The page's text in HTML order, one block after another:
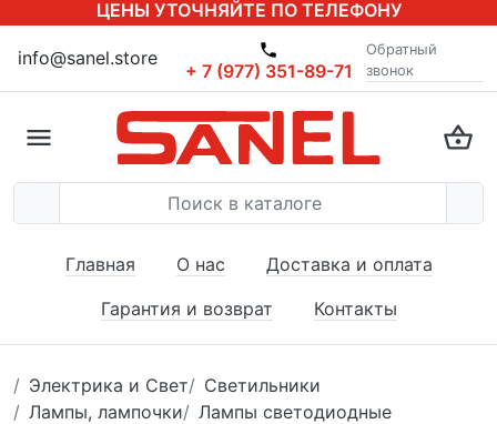
ЦЕНЫ УТОЧНЯЙТЕ ПО ТЕЛЕФОНУ
info@sanel.store
+ 7 (977) 351-89-71
Обратный
звонок
Главная О нас
Доставка и оплата
Гарантия и возврат
Контакты
Электрика и Свет
Светильники
Лампы, лампочки
Лампы светодиодные